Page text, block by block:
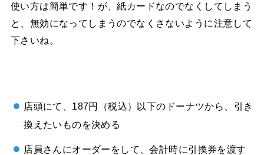
使い方は簡単です！が、紙カードなのでなくしてしまう
と、無効になってしまうのでなくさないように注意して
下さいね。
店頭にて、187円（税込）以下のドーナツから、引き
換えたいものを決める
店員さんにオーダーをして、会計時に引換券を渡す